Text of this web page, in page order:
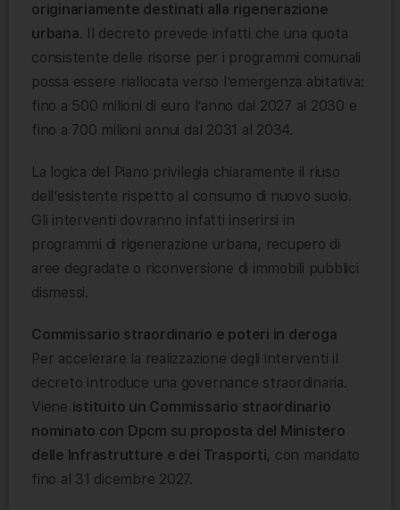
originariamente destinati alla rigenerazione
urbana. Il decreto prevede infatti che una quota
consistente delle risorse per i programmi comunali
possa essere riallocata verso l’emergenza abitativa:
fino a 500 milioni di euro l’anno dal 2027 al 2030 e
fino a 700 milioni annui dal 2031 al 2034.
La logica del Piano privilegia chiaramente il riuso
dell’esistente rispetto al consumo di nuovo suolo.
Gli interventi dovranno infatti inserirsi in
programmi di rigenerazione urbana, recupero di
aree degradate o riconversione di immobili pubblici
dismessi.
Commissario straordinario e poteri in deroga
Per accelerare la realizzazione degli interventi il
decreto introduce una governance straordinaria.
Viene istituito un Commissario straordinario
nominato con Dpcm su proposta del Ministero
delle Infrastrutture e dei Trasporti, con mandato
fino al 31 dicembre 2027.